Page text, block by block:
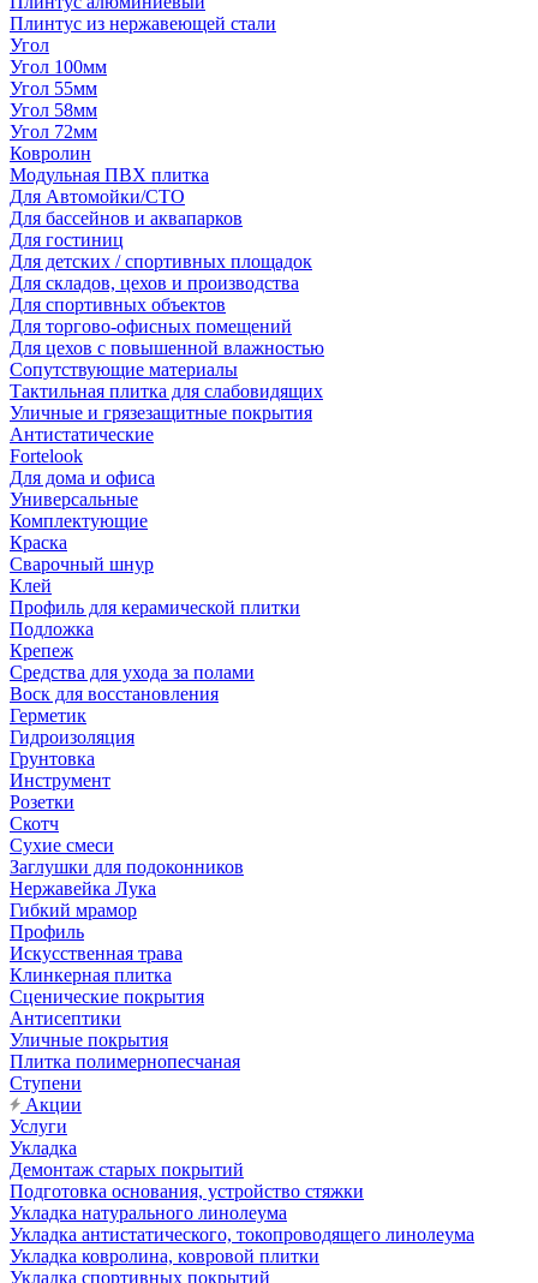
Плинтус из нержавеющей стали
Угол
Угол 100мм
Угол 55мм
Угол 58мм
Угол 72мм
Ковролин
Модульная ПВХ плитка
Для Автомойки/СТО
Для бассейнов и аквапарков
Для гостиниц
Для детских / спортивных площадок
Для складов, цехов и производства
Для спортивных объектов
Для торгово-офисных помещений
Для цехов с повышенной влажностью
Сопутствующие материалы
Тактильная плитка для слабовидящих
Уличные и грязезащитные покрытия
Антистатические
Fortelook
Для дома и офиса
Универсальные
Комплектующие
Краска
Сварочный шнур
Клей
Профиль для керамической плитки
Подложка
Крепеж
Средства для ухода за полами
Воск для восстановления
Герметик
Гидроизоляция
Грунтовка
Инструмент
Розетки
Скотч
Сухие смеси
Заглушки для подоконников
Нержавейка Лука
Гибкий мрамор
Профиль
Искусственная трава
Клинкерная плитка
Сценические покрытия
Антисептики
Уличные покрытия
Плитка полимернопесчаная
Ступени
Акции
Услуги
Укладка
Демонтаж старых покрытий
Подготовка основания, устройство стяжки
Укладка натурального линолеума
Укладка антистатического, токопроводящего линолеума
Укладка ковролина, ковровой плитки
Укладка спортивных покрытий